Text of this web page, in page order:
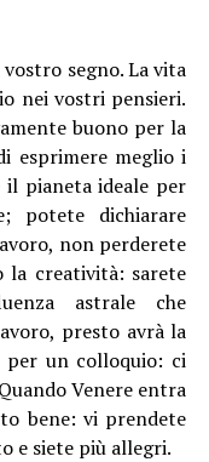
segno. La vita
nei vostri pensieri.
buono per la
esprimere meglio i
pianeta ideale per
potete dichiarare
non perderete
la creatività: sarete
astrale che
presto avrà la
un colloquio: ci
Venere entra
bene: vi prendete
e siete più allegri.